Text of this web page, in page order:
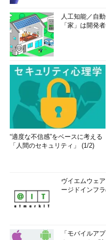
人工知能／自
「家」は開発
“適度な不信感”をベースに考える
「人間のセキュリティ」 (1/2)
ヴイエムウェ
ージドインフ
「モバイルア